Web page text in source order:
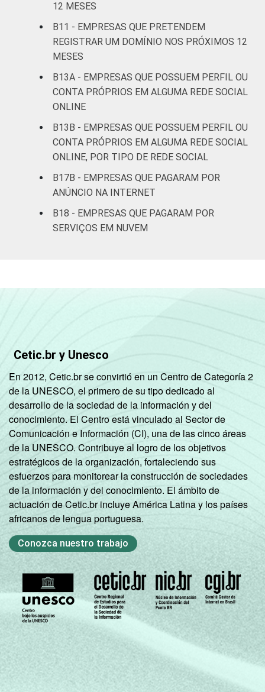
atividades
administrativas
Artes, cultura,
recreação,
outras
atividades de
serviços
60 37
Fonte: CGI.br/NIC.br, Centro Regional de
Estudos para o Desenvolvimento da
Sociedade da Informação (Cetic.br),
12 MESES
B11 - EMPRESAS QUE PRETENDEM
REGISTRAR UM DOMÍNIO NOS PRÓXIMOS 12
MESES
B13A - EMPRESAS QUE POSSUEM PERFIL OU
CONTA PRÓPRIOS EM ALGUMA REDE SOCIAL
ONLINE
B13B - EMPRESAS QUE POSSUEM PERFIL OU
CONTA PRÓPRIOS EM ALGUMA REDE SOCIAL
ONLINE, POR TIPO DE REDE SOCIAL
B17B - EMPRESAS QUE PAGARAM POR
ANÚNCIO NA INTERNET
B18 - EMPRESAS QUE PAGARAM POR
SERVIÇOS EM NUVEM
Cetic.br y Unesco
En 2012, Cetic.br se convirtió en un Centro de Categoría 2
de la UNESCO, el primero de su tipo dedicado al
desarrollo de la sociedad de la información y del
conocimiento. El Centro está vinculado al Sector de
Comunicación e Información (CI), una de las cinco áreas
de la UNESCO. Contribuye al logro de los objetivos
estratégicos de la organización, fortaleciendo sus
esfuerzos para monitorear la construcción de sociedades
de la información y del conocimiento. El ámbito de
actuación de Cetic.br incluye América Latina y los países
africanos de lengua portuguesa.
Conozca nuestro trabajo